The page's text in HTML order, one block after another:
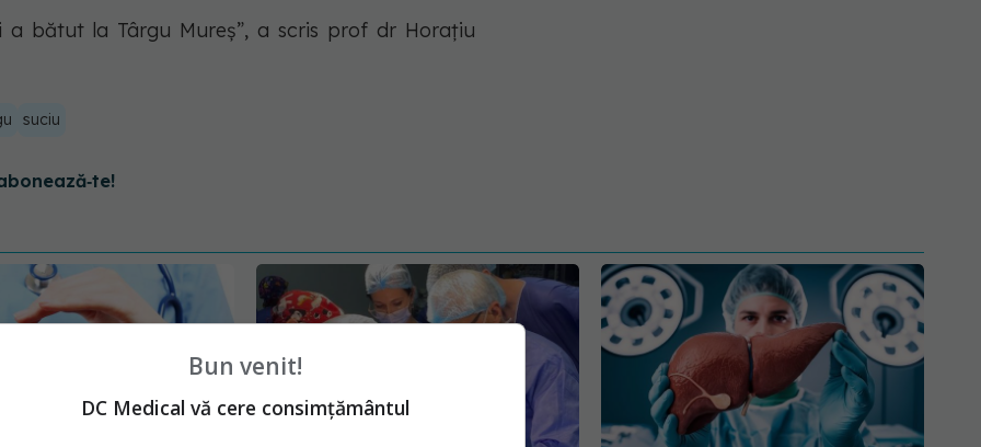
a bătut la Târgu Mureș”, a scris prof dr Horațiu
suciu
Bun venit!
DC Medical vă cere consimțământul